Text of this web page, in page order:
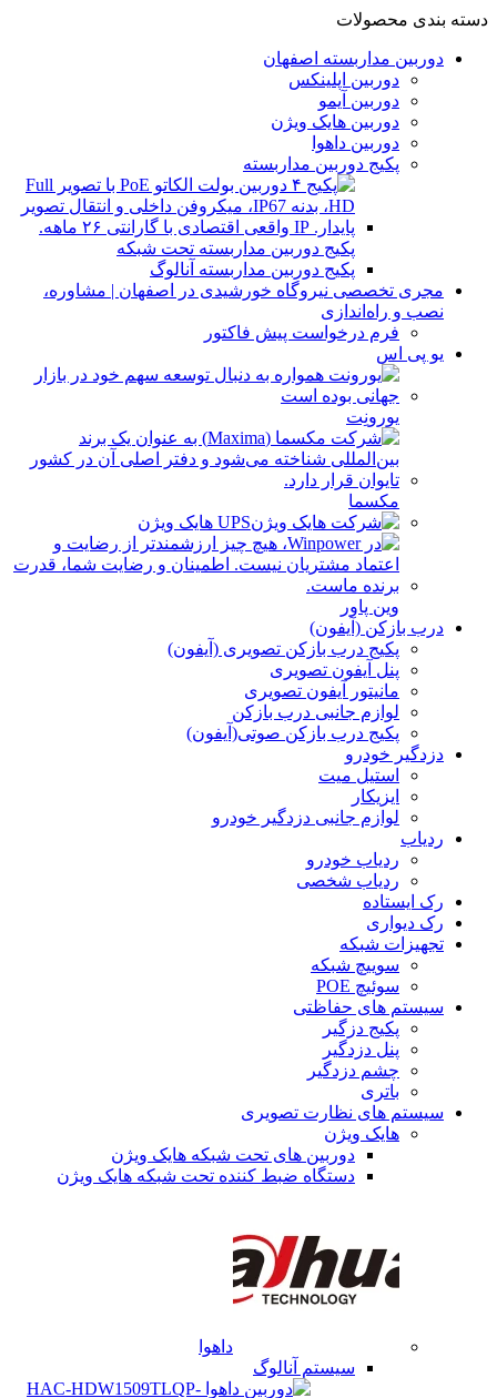
دسته بندی محصولات
دوربین مداربسته اصفهان
دوربین اپلینکس
دوربین آیمو
دوربین هایک ویژن
دوربین داهوا
پکیج دوربین مداربسته
پکیج دوربین مداربسته تحت شبکه
پکیج دوربین مداربسته آنالوگ
مجری تخصصی نیروگاه خورشیدی در اصفهان | مشاوره،
نصب و راه‌اندازی
فرم درخواست پیش فاکتور
یو پی اس
یورونِت
مکسما
UPS هایک ویژن
وین پاور
درب بازکن (آیفون)
پکیج درب بازکن تصویری (آیفون)
پنل آیفون تصویری
مانیتور آیفون تصویری
لوازم جانبی درب بازکن
پکیج درب بازکن صوتی(آیفون)
دزدگیر خودرو
استیل میت
ایزیکار
لوازم جانبی دزدگیر خودرو
ردیاب
ردیاب خودرو
ردیاب شخصی
رک ایستاده
رک دیواری
تجهیزات شبکه
سوییچ شبکه
سوئیچ POE
سیستم های حفاظتی
پکیج دزگیر
پنل دزدگیر
چشم دزدگیر
باتری
سیستم های نظارت تصویری
هایک ویژن
دوربین های تحت شبکه هایک ویژن
دستگاه ضبط کننده تحت شبکه هایک ویژن
داهوا
سیستم آنالوگ